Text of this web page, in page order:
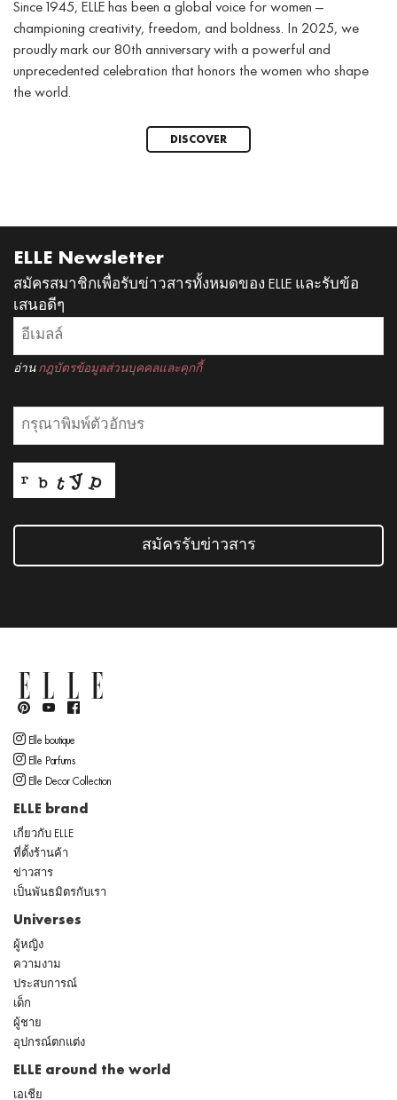
Since 1945, ELLE has been a global voice for women —
championing creativity, freedom, and boldness. In 2025, we
proudly mark our 80th anniversary with a powerful and
unprecedented celebration that honors the women who shape
the world.
DISCOVER
ELLE Newsletter
สมัครสมาชิกเพื่อรับข่าวสารทั้งหมดของ ELLE และรับข้อ
เสนอดีๆ
อ่าน กฎบัตรข้อมูลส่วนบุคคลและคุกกี้
สมัครรับข่าวสาร
Elle boutique
Elle Parfums
Elle Decor Collection
ELLE brand
เกี่ยวกับ ELLE
ที่ตั้งร้านค้า
ข่าวสาร
เป็นพันธมิตรกับเรา
Universes
ผู้หญิง
ความงาม
ประสบการณ์
เด็ก
ผู้ชาย
อุปกรณ์ตกแต่ง
ELLE around the world
เอเชีย